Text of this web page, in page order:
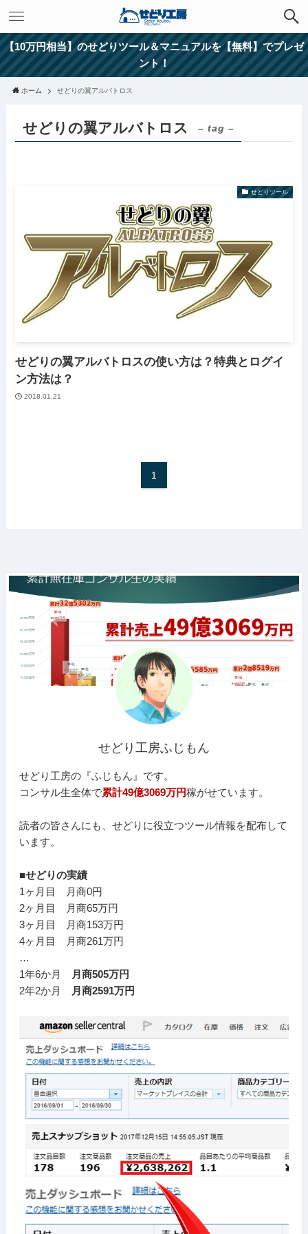
【10万円相当】のせどりツール＆マニュアルを【無料】でプレゼ
ント！
ホーム せどりの翼アルバトロス
せどりの翼アルバトロス – tag –
せどりツール
せどりの翼アルバトロスの使い方は？特典とログイ
ン方法は？
2018.01.21
1
せどり工房ふじもん
せどり工房の『ふじもん』です。
コンサル生全体で累計49億3069万円稼がせています。
読者の皆さんにも、せどりに役立つツール情報を配布して
います。
■せどりの実績
1ヶ月目 月商0円
2ヶ月目 月商65万円
3ヶ月目 月商153万円
4ヶ月目 月商261万円
…
1年6か月
月商505万円
2年2か月
月商2591万円